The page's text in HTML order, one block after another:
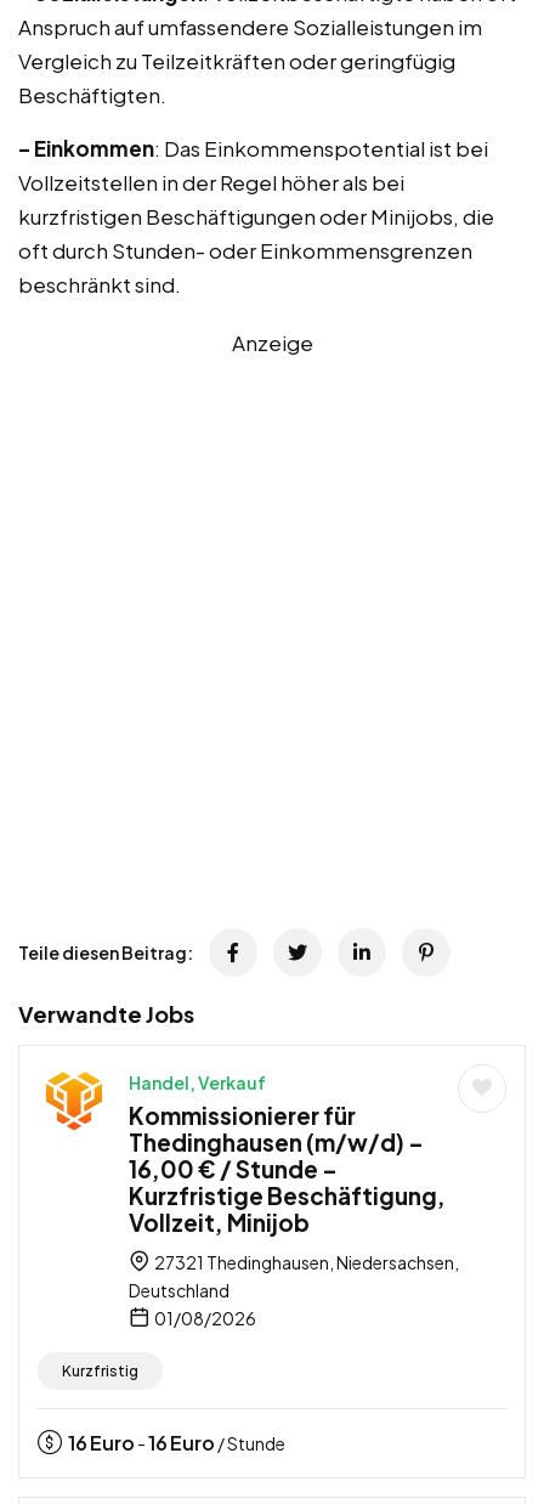
Anspruch auf umfassendere Sozialleistungen im
Vergleich zu Teilzeitkräften oder geringfügig
Beschäftigten.
– Einkommen: Das Einkommenspotential ist bei
Vollzeitstellen in der Regel höher als bei
kurzfristigen Beschäftigungen oder Minijobs, die
oft durch Stunden- oder Einkommensgrenzen
beschränkt sind.
Anzeige
Teile diesen Beitrag:
Verwandte Jobs
Handel, Verkauf
Kommissionierer für
Thedinghausen (m/w/d) –
16,00 € / Stunde –
Kurzfristige Beschäftigung,
Vollzeit, Minijob
27321 Thedinghausen, Niedersachsen,
Deutschland
01/08/2026
Kurzfristig
16Euro -16Euro / Stunde